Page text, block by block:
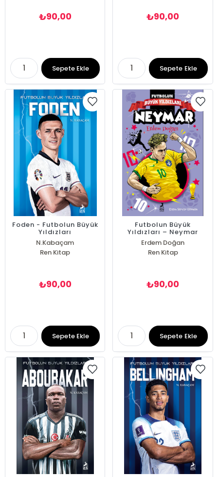
₺90,00
Sepete Ekle
₺90,00
Sepete Ekle
Foden - Futbolun Büyük
Yıldızları
N.Kabaçam
Ren Kitap
₺90,00
Sepete Ekle
Futbolun Büyük
Yıldızları – Neymar
Erdem Doğan
Ren Kitap
₺90,00
Sepete Ekle